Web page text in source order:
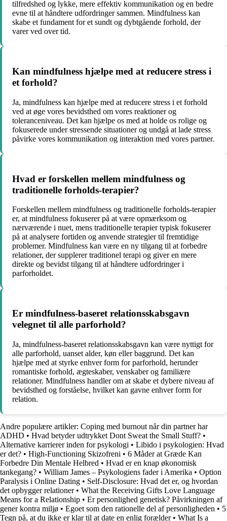
tilfredshed og lykke, mere effektiv kommunikation og en bedre
evne til at håndtere udfordringer sammen. Mindfulness kan
skabe et fundament for et sundt og dybtgående forhold, der
varer ved over tid.
Kan mindfulness hjælpe med at reducere stress i
et forhold?
Ja, mindfulness kan hjælpe med at reducere stress i et forhold
ved at øge vores bevidsthed om vores reaktioner og
toleranceniveau. Det kan hjælpe os med at holde os rolige og
fokuserede under stressende situationer og undgå at lade stress
påvirke vores kommunikation og interaktion med vores partner.
Hvad er forskellen mellem mindfulness og
traditionelle forholds-terapier?
Forskellen mellem mindfulness og traditionelle forholds-terapier
er, at mindfulness fokuserer på at være opmærksom og
nærværende i nuet, mens traditionelle terapier typisk fokuserer
på at analysere fortiden og anvende strategier til fremtidige
problemer. Mindfulness kan være en ny tilgang til at forbedre
relationer, der supplerer traditionel terapi og giver en mere
direkte og bevidst tilgang til at håndtere udfordringer i
parforholdet.
Er mindfulness-baseret relationsskabsgavn
velegnet til alle parforhold?
Ja, mindfulness-baseret relationsskabsgavn kan være nyttigt for
alle parforhold, uanset alder, køn eller baggrund. Det kan
hjælpe med at styrke enhver form for parforhold, herunder
romantiske forhold, ægteskaber, venskaber og familiære
relationer. Mindfulness handler om at skabe et dybere niveau af
bevidsthed og forståelse, hvilket kan gavne enhver form for
relation.
Andre populære artikler: Coping med burnout når din partner har
ADHD • Hvad betyder udtrykket Dont Sweat the Small Stuff? •
Alternative karrierer inden for psykologi • Libido i psykologien: Hvad
er det? • High-Functioning Skizofreni • 6 Måder at Græde Kan
Forbedre Din Mentale Helbred • Hvad er en knap økonomisk
tankegang? • William James – Psykologiens fader i Amerika • Option
Paralysis i Online Dating • Self-Disclosure: Hvad det er, og hvordan
det opbygger relationer• What the Receiving Gifts Love Language
Means for a Relationship • Er personlighed genetisk? Påvirkningen af
gener kontra miljø • Egoet som den rationelle del af personligheden • 5
Tegn på, at du ikke er klar til at date en enlig forælder• What Is a